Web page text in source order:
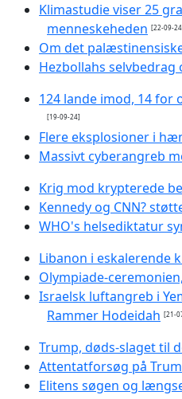
Klimastudie viser 25
menneskeheden [22-09-
Om det
Hezbollahs
124 lande imod, 14 for
[19-09-24]
Flere eksplosioner i
Massivt cyberangreb
Krig mod krypterede
Kennedy og CNN?
WHO's helsediktatur
Libanon i eskalerende
Olympiade-
Israelsk luftangreb i
Rammer Hodeidah [21-
Trump, døds-slaget til
Attentatforsøg på
Elitens søgen og